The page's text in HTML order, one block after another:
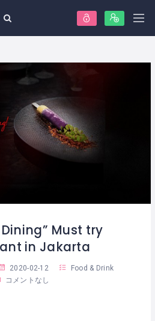
Must try
in Jakarta
2020-02-12
Food & Drink
コメントなし